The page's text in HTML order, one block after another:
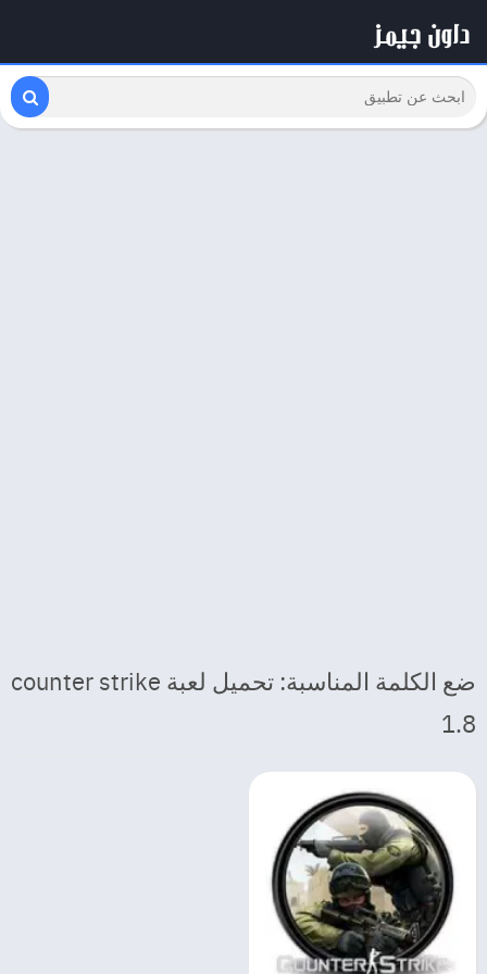
ضع الكلمة المناسبة: تحميل لعبة counter strike
1.8